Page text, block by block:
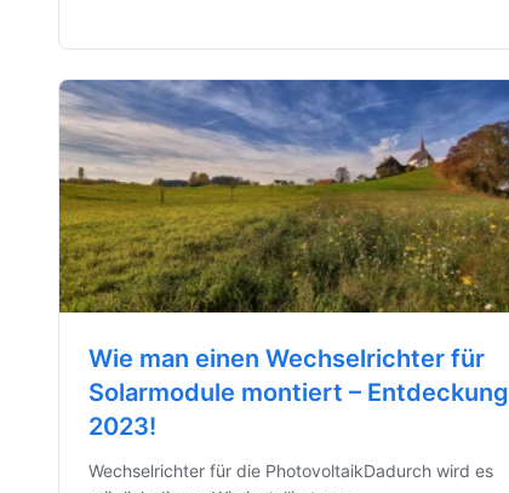
Wie man einen Wechselrichter für
Solarmodule montiert – Entdeckung
2023!
Wechselrichter für die PhotovoltaikDadurch wird es